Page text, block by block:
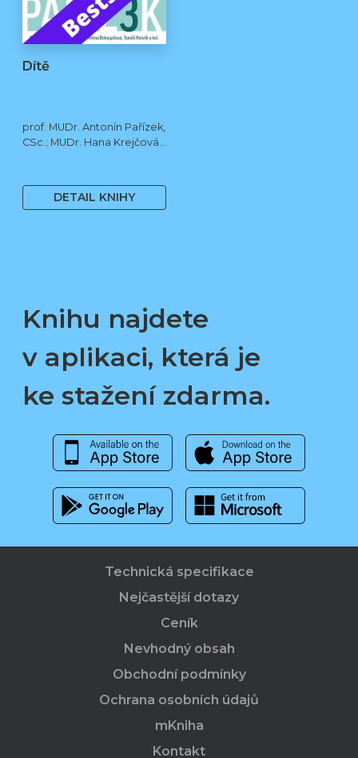
Dítě
prof. MUDr. Antonín Pařízek,
CSc.; MUDr. Hana Krejčová,
Tomáš Honzík, Ph.D. a kol.
DETAIL KNIHY
Knihu najdete
v aplikaci, která je
ke stažení zdarma.
Technická specifikace
Nejčastější dotazy
Ceník
Nevhodný obsah
Obchodní podmínky
Ochrana osobních údajů
mKniha
Kontakt